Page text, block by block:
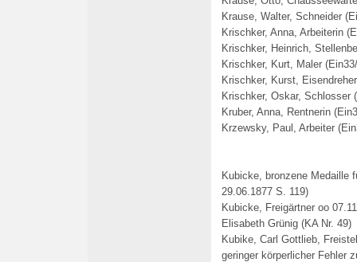
Krause, Walter, Schneider
Krischker, Anna, Arbeiterin
Krischker, Heinrich,
Krischker, Kurt, Maler (Ein33/
Krischker, Kurst,
Krischker, Oskar, Schlosser
Kruber, Anna, Rentnerin
Krzewsky, Paul, Arbeiter
Kubicke, bronzene Medaille
29.06.1877 S. 119)
Kubicke, Freigärtner oo
Elisabeth Grünig (KA Nr. 49)
Kubike, Carl Gottlieb,
geringer körperlicher Fehler